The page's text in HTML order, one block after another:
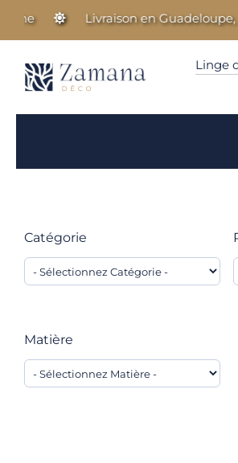
Livraison en Guadeloupe,
Linge
Catégorie
Matière